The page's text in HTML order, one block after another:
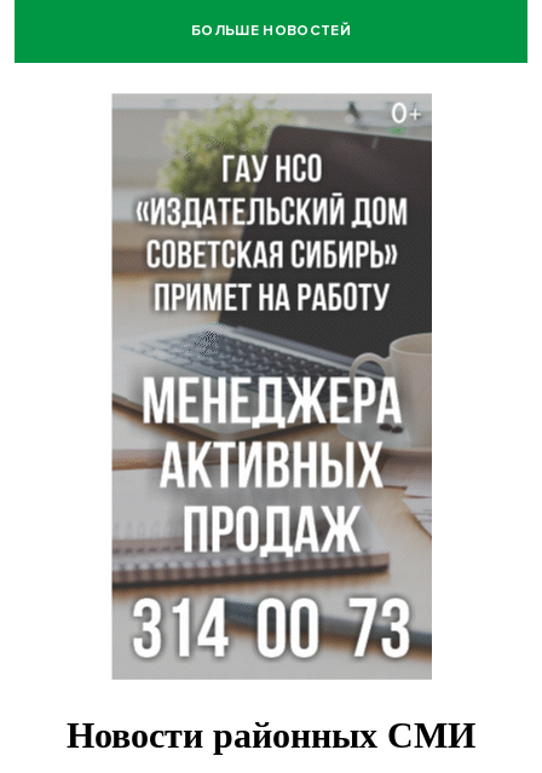
БОЛЬШЕ НОВОСТЕЙ